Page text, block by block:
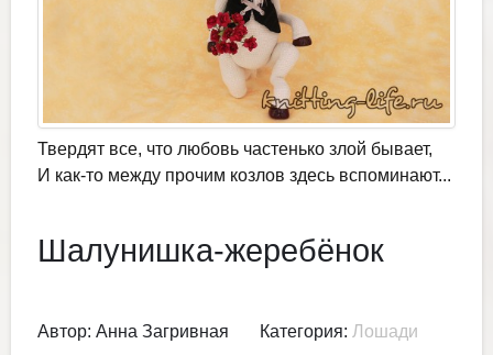
Твердят все, что любовь частенько злой бывает,
И как-то между прочим козлов здесь вспоминают...
Шалунишка-жеребёнок
Автор: Анна Загривная Категория: Лошади